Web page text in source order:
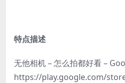
特点描述
无他相机 – 怎么拍都好看 –
https://play.google.com/